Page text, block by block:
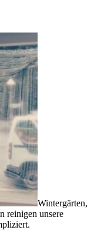
Wintergärten,
reinigen unsere